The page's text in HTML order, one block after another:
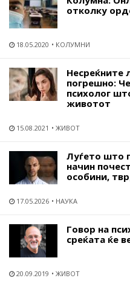
отколку
18.05.2020 КОЛУМНИ
Несреќните
погрешно:
психолог
животот
15.08.2021 ЖИВОТ
Луѓето што
начин
особини,
17.05.2026 НАУКА
Говор на
среќата ќе
20.09.2019 ЖИВОТ